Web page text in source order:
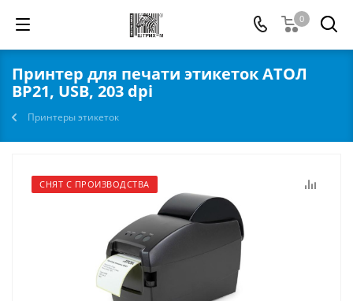
0
Принтер для печати этикеток АТОЛ
BP21, USB, 203 dpi
Принтеры этикеток
СНЯТ С ПРОИЗВОДСТВА